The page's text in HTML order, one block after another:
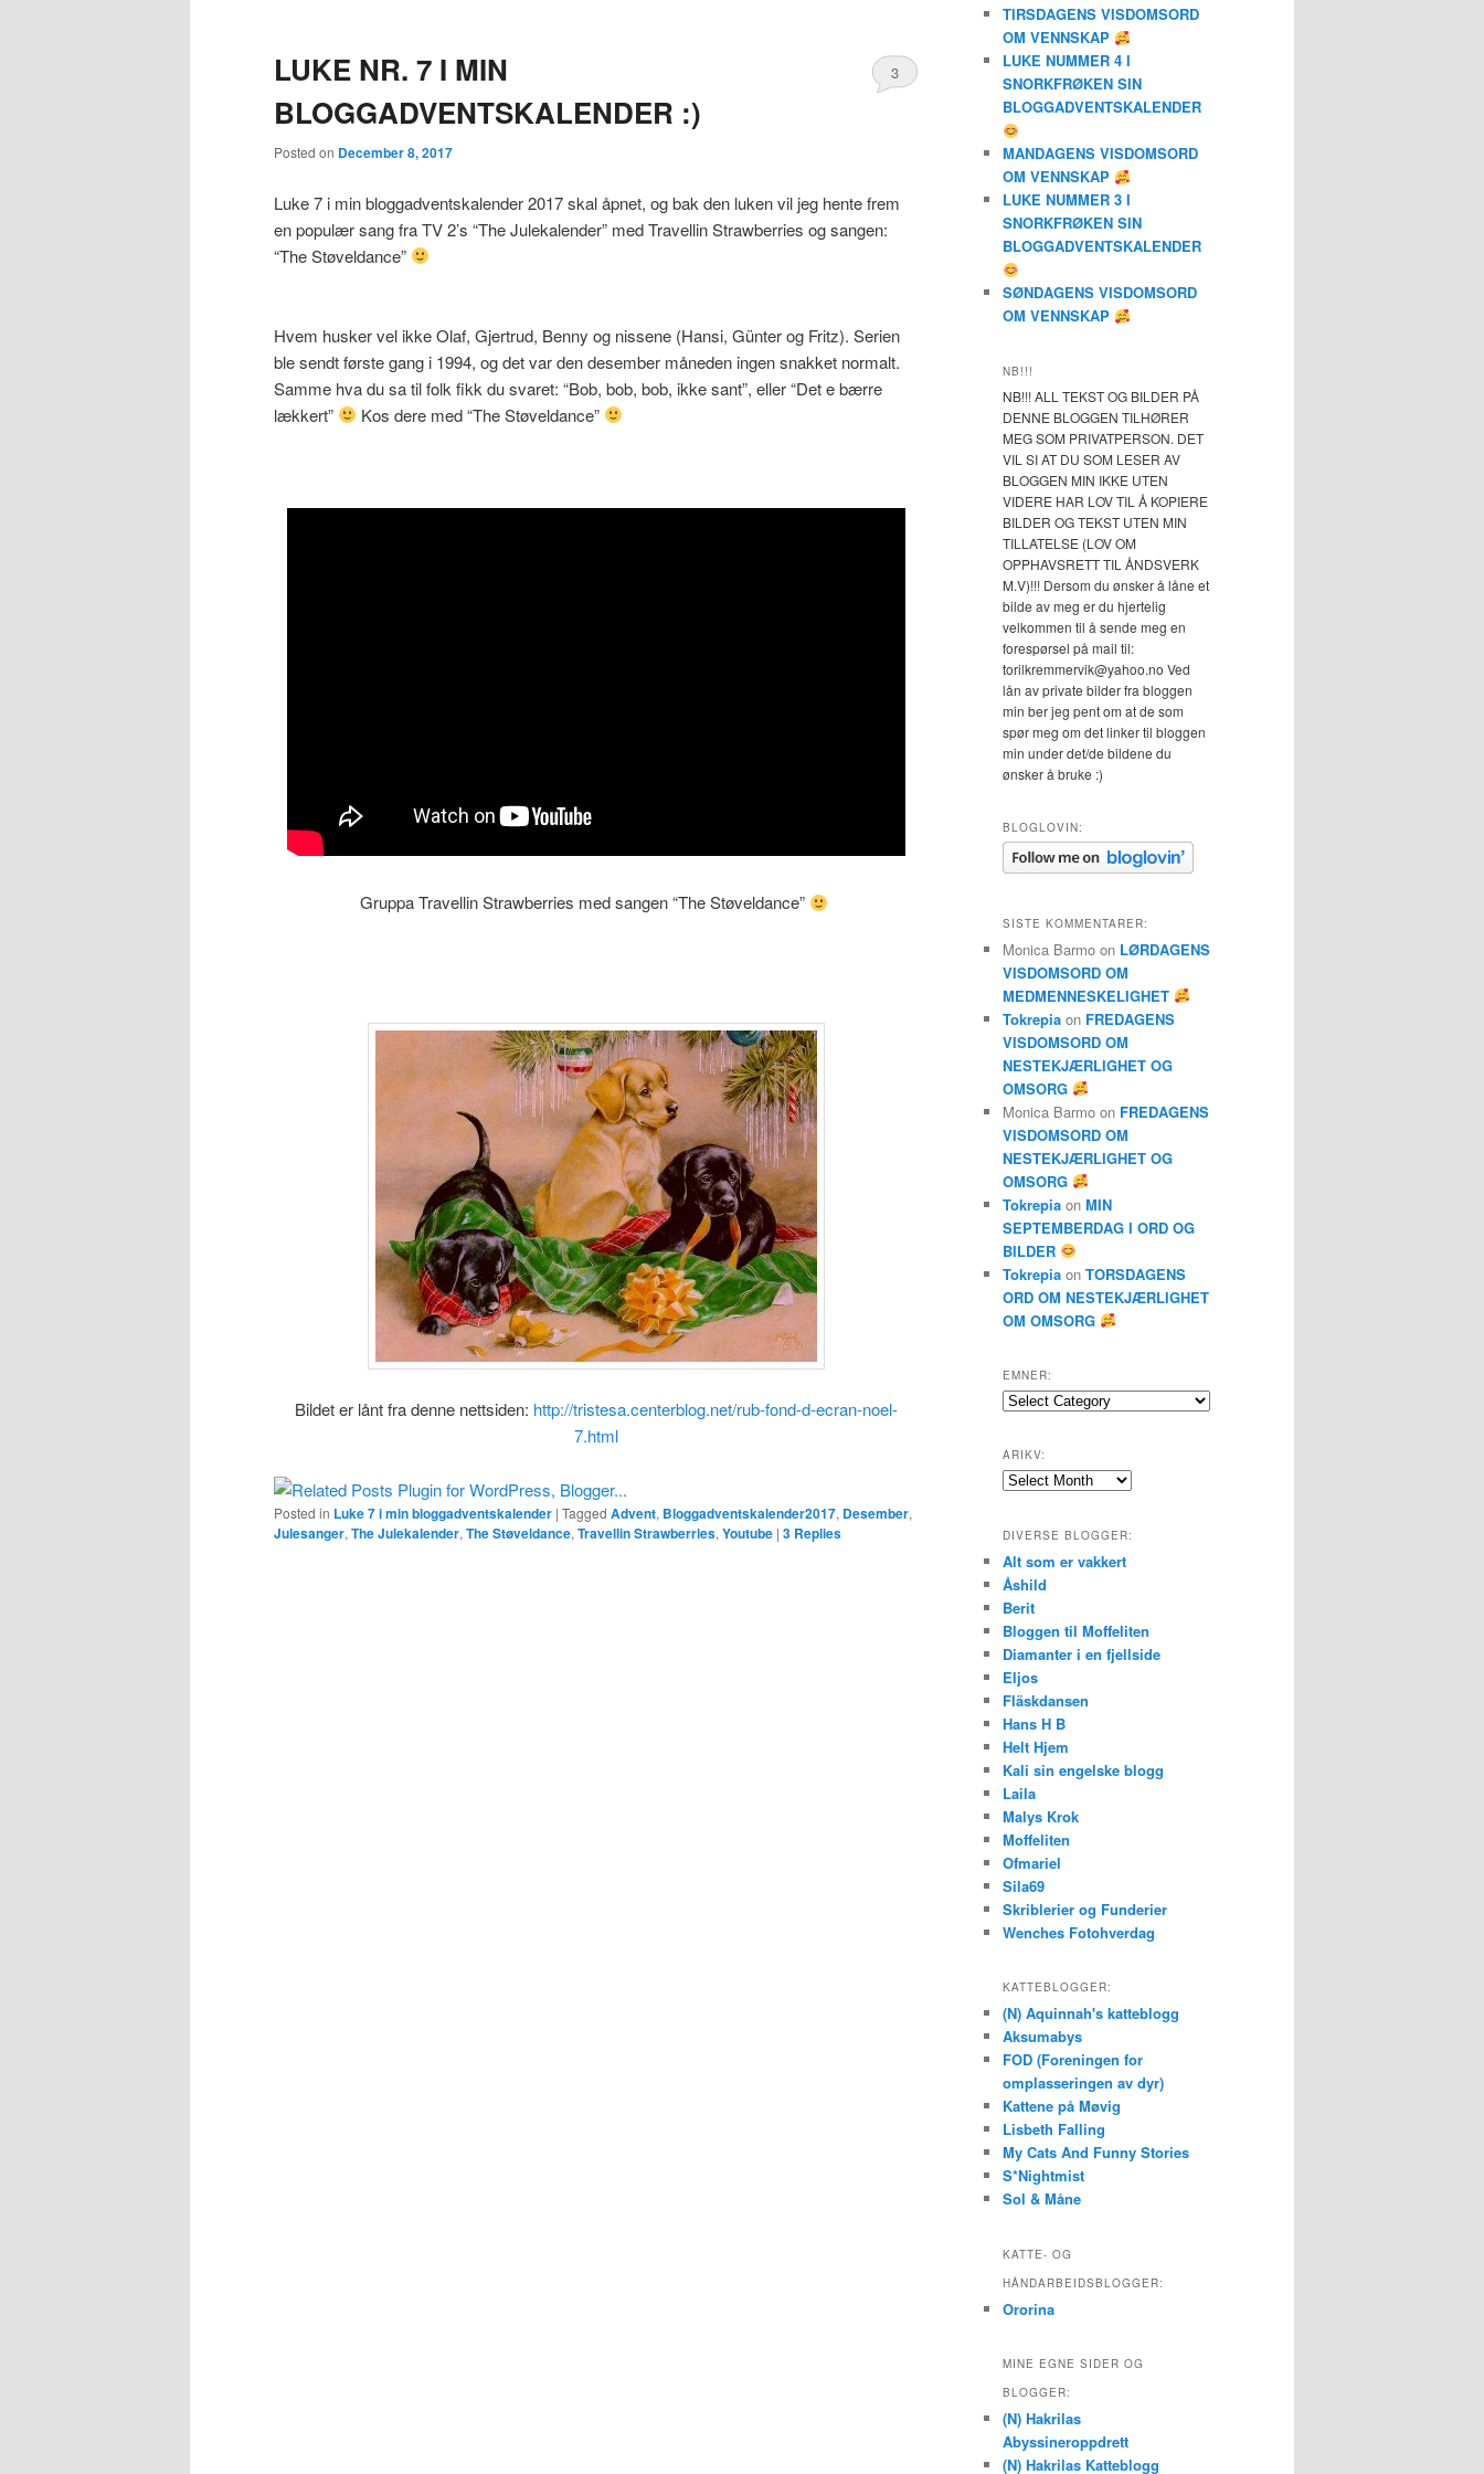
LUKE NR. 7 I MIN
BLOGGADVENTSKALENDER :)
Posted on December 8, 2017
3
Luke 7 i min bloggadventskalender 2017 skal åpnet, og bak den luken vil jeg hente frem
en populær sang fra TV 2’s “The Julekalender” med Travellin Strawberries og sangen:
“The Støveldance”
Hvem husker vel ikke Olaf, Gjertrud, Benny og nissene (Hansi, Günter og Fritz). Serien
ble sendt første gang i 1994, og det var den desember måneden ingen snakket normalt.
Samme hva du sa til folk fikk du svaret: “Bob, bob, bob, ikke sant”, eller “Det e bærre
lækkert”
Kos dere med “The Støveldance”
Gruppa Travellin Strawberries med sangen “The Støveldance”
Bildet er lånt fra denne nettsiden: http://tristesa.centerblog.net/rub-fond-d-ecran-noel-
7.html
Posted in Luke 7 i min bloggadventskalender | Tagged Advent, Bloggadventskalender2017, Desember,
Julesanger, The Julekalender, The Støveldance, Travellin Strawberries, Youtube | 3 Replies
TIRSDAGENS VISDOMSORD
OM VENNSKAP
LUKE NUMMER 4 I
SNORKFRØKEN SIN
BLOGGADVENTSKALENDER
MANDAGENS VISDOMSORD
OM VENNSKAP
LUKE NUMMER 3 I
SNORKFRØKEN SIN
BLOGGADVENTSKALENDER
SØNDAGENS VISDOMSORD
OM VENNSKAP
NB!!!
NB!!! ALL TEKST OG BILDER PÅ
DENNE BLOGGEN TILHØRER
MEG SOM PRIVATPERSON. DET
VIL SI AT DU SOM LESER AV
BLOGGEN MIN IKKE UTEN
VIDERE HAR LOV TIL Å KOPIERE
BILDER OG TEKST UTEN MIN
TILLATELSE (LOV OM
OPPHAVSRETT TIL ÅNDSVERK
M.V)!!! Dersom du ønsker å låne et
bilde av meg er du hjertelig
velkommen til å sende meg en
forespørsel på mail til:
torilkremmervik@yahoo.no Ved
lån av private bilder fra bloggen
min ber jeg pent om at de som
spør meg om det linker til bloggen
min under det/de bildene du
ønsker å bruke :)
BLOGLOVIN:
SISTE KOMMENTARER:
Monica Barmo on LØRDAGENS
VISDOMSORD OM
MEDMENNESKELIGHET
Tokrepia on FREDAGENS
VISDOMSORD OM
NESTEKJÆRLIGHET OG
OMSORG
Monica Barmo on FREDAGENS
VISDOMSORD OM
NESTEKJÆRLIGHET OG
OMSORG
Tokrepia on MIN
SEPTEMBERDAG I ORD OG
BILDER
Tokrepia on TORSDAGENS
ORD OM NESTEKJÆRLIGHET
OM OMSORG
EMNER:
Emner:
ARIKV:
Arikv:
DIVERSE BLOGGER:
Alt som er vakkert
Åshild
Berit
Bloggen til Moffeliten
Diamanter i en fjellside
Eljos
Fläskdansen
Hans H B
Helt Hjem
Kali sin engelske blogg
Laila
Malys Krok
Moffeliten
Ofmariel
Sila69
Skriblerier og Funderier
Wenches Fotohverdag
KATTEBLOGGER:
(N) Aquinnah's katteblogg
Aksumabys
FOD (Foreningen for
omplasseringen av dyr)
Kattene på Møvig
Lisbeth Falling
My Cats And Funny Stories
S*Nightmist
Sol & Måne
KATTE- OG
HÅNDARBEIDSBLOGGER:
Ororina
MINE EGNE SIDER OG
BLOGGER:
(N) Hakrilas
Abyssineroppdrett
(N) Hakrilas Katteblogg